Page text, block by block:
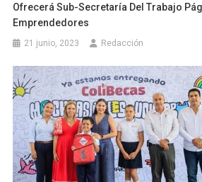
Ofrecerá Sub-Secretaría Del Trabajo
Emprendedores
21 junio, 2023 Redacción